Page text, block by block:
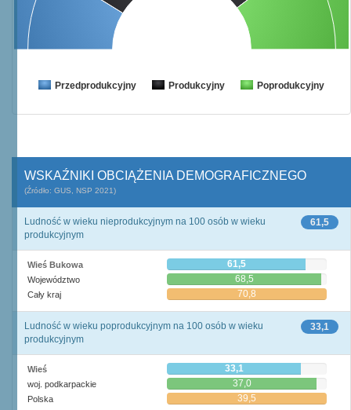
Przedprodukcyjny Produkcyjny Poprodukcyjny
WSKAŹNIKI OBCIĄŻENIA DEMOGRAFICZNEGO
(Źródło: GUS, NSP 2021)
61,5
Ludność w wieku nieprodukcyjnym na 100 osób w wieku
produkcyjnym
Wieś Bukowa 61,5
Województwo 68,5
Cały kraj 70,8
33,1
Ludność w wieku poprodukcyjnym na 100 osób w wieku
produkcyjnym
Wieś 33,1
woj. podkarpackie 37,0
Polska 39,5